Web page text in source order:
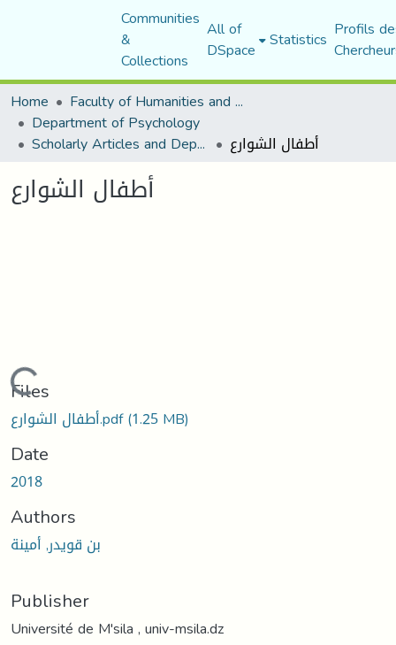
Communities
&
Collections
All of
DSpace Statistics Profils
Home
Faculty of Humanities and Social Sciences
Department of Psychology
Scholarly Articles and Department Publications أطفال الشوارع
أطفال الشوارع
Loading...
Files
أطفال الشوارع.pdf(1.25 MB)
Date
2018
Authors
بن قويدر, أمينة
Publisher
Université de M'sila , univ-msila.dz